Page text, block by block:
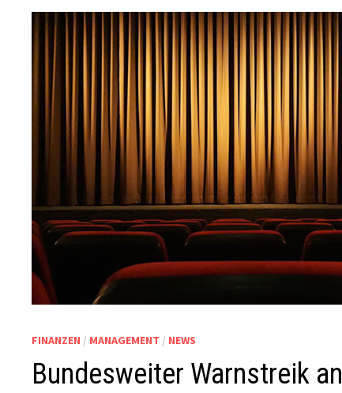
FINANZEN / MANAGEMENT / NEWS
Bundesweiter Warnstreik